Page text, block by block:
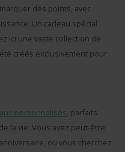
des points, avec
Un cadeau spécial
ici une vaste collection de
créés exclusivement pour
personnalisés, parfaits
la vie. Vous avez peut-être
ou vous cherchez